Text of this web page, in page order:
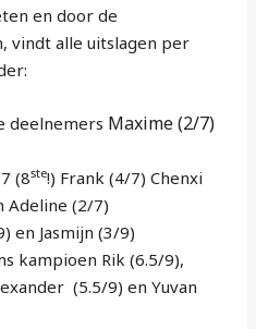
en door de
vindt alle uitslagen per
deelnemers Maxime (2/7)
(8ste!) Frank (4/7) Chenxi
Adeline (2/7)
en Jasmijn (3/9)
kampioen Rik (6.5/9),
(5.5/9) en Yuvan